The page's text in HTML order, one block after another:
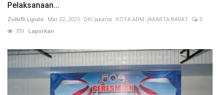
Pelaksanaan...
Zulkifli Liputo Mar 22, 2025 DKI Jakarta KOTA ADM. JAKARTA BARAT
0
709 Laporkan